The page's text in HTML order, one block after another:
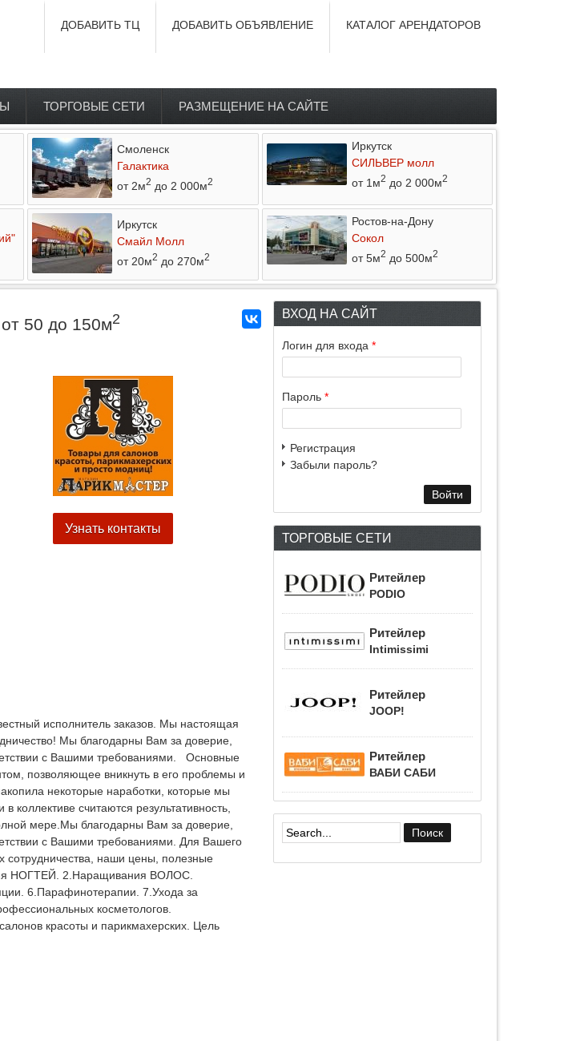
КАТАЛОГ АРЕНДАТОРОВ
ДОБАВИТЬ ОБЪЯВЛЕНИЕ
ДОБАВИТЬ ТЦ
ТОРГОВЫЕ СЕТИ РАЗМЕЩЕНИЕ НА САЙТЕ
Смоленск
Галактика
от 2м2 до 2 000м2
Иркутск
СИЛЬВЕР молл
от 1м2 до 2 000м2
Иркутск
Смайл Молл
от 20м2 до 270м2
Ростов-на-Дону
Сокол
от 5м2 до 500м2
50 до 150м2
Узнать контакты
исполнитель заказов. Мы настоящая
Мы благодарны Вам за доверие,
с Вашими требованиями. Основные
позволяющее вникнуть в его проблемы и
некоторые наработки, которые мы
считаются результативность,
мере.Мы благодарны Вам за доверие,
с Вашими требованиями. Для Вашего
сотрудничества, наши цены, полезные
НОГТЕЙ. 2.Наращивания ВОЛОС.
6.Парафинотерапии. 7.Ухода за
косметологов.
красоты и парикмахерских. Цель
ВХОД НА САЙТ
Логин для входа *
Пароль *
Регистрация
Забыли пароль?
ТОРГОВЫЕ СЕТИ
Ритейлер
PODIO
Ритейлер
Intimissimi
Ритейлер
JOOP!
Ритейлер
ВАБИ САБИ
Форма поиска